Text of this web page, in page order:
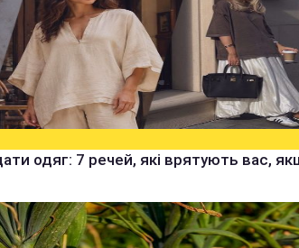
одяг: 7 речей, які врятують вас,